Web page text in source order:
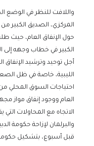
واللافت للنظر في الوضع
المركزي، الصديق الكبير
حول الإنفاق العام، حيث
الكبير في خطاب وجهه إلى
أجل توحيد وترشيد الإنفاق
الليبية، خاصة في ظل
احتياجات السوق المحلي من
العام ووجود إنفاق مواز
الاتجاه مع المحاولات
والبرلمان لإزاحة حكومة
قبل أسبوع، بتشكيل